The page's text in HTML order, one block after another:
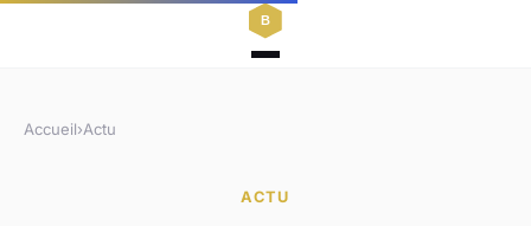
Accueil›Actu
ACTU